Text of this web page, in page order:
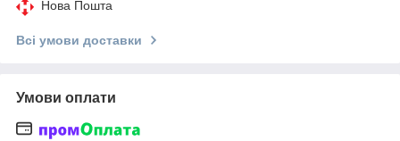
Нова Пошта
Всі умови доставки
Умови оплати